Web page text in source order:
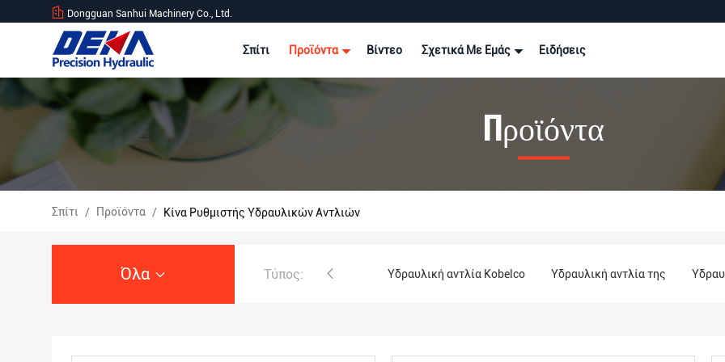
Dongguan Sanhui Machinery Co., Ltd.
Σπίτι Προϊόντα Βίντεο Σχετικά Με Εμάς Ειδήσεις
Προϊόντα
Σπίτι / Προϊόντα / Κίνα Ρυθμιστής Υδραυλικών Αντλιών
Όλα Τύπος:
Υδραυλική αντλία εκσκαφέων Υδραυλική αντλία Kobelco Υδραυλική αντλία της